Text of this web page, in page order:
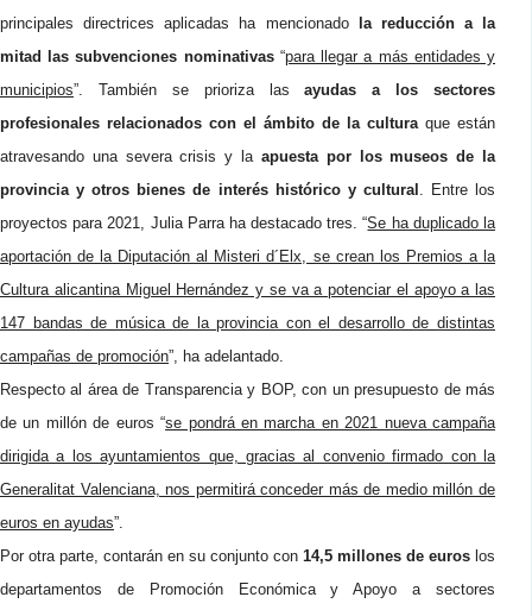
principales directrices aplicadas ha mencionado
la reducción a la
mitad las subvenciones nominativas“para llegar a más entidades y
municipios”. También se prioriza lasayudas a los sectores
profesionales relacionados con el ámbito de la culturaque están
atravesando una severa crisis y la apuesta por los museos de la
provincia y otros bienes de interés histórico y cultural . Entre los
proyectos para 2021, Julia Parra ha destacado tres. “Se ha duplicado la
aportación de la Diputación al Misteri d´Elx, se crean los Premios a la
Cultura alicantina Miguel Hernández y se va a potenciar el apoyo a las
147 bandas de música de la provincia con el desarrollo de distintas
campañas de promoción”, ha adelantado.
Respecto al área de Transparencia y BOP, con un presupuesto de más
de un millón de euros “se pondrá en marcha en 2021 nueva campaña
dirigida a los ayuntamientos que, gracias al convenio firmado con la
Generalitat Valenciana, nos permitirá conceder más de medio millón de
euros en ayudas”.
Por otra parte, contarán en su conjunto con 14,5 millones de euros los
departamentos de Promoción Económica y Apoyo a sectores